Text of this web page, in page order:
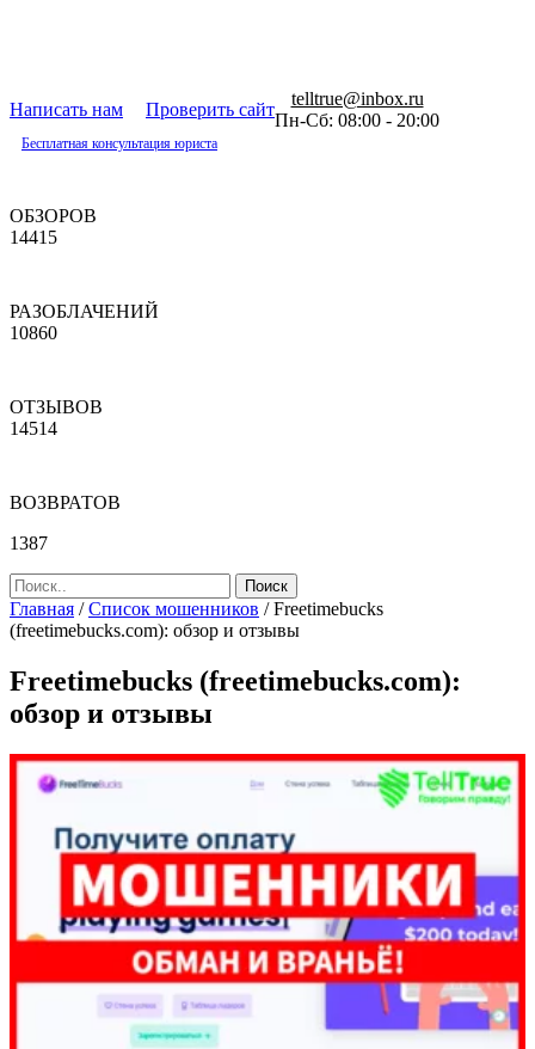
Написать нам Проверить сайт
telltrue@inbox.ru
Пн-Сб: 08:00 - 20:00
Бесплатная консультация юриста
ОБЗОРОВ
14415
РАЗОБЛАЧЕНИЙ
10860
ОТЗЫВОВ
14514
ВОЗВРАТОВ
1387
Главная /Список мошенников /Freetimebucks
(freetimebucks.com): обзор и отзывы
Freetimebucks (freetimebucks.com):
обзор и отзывы